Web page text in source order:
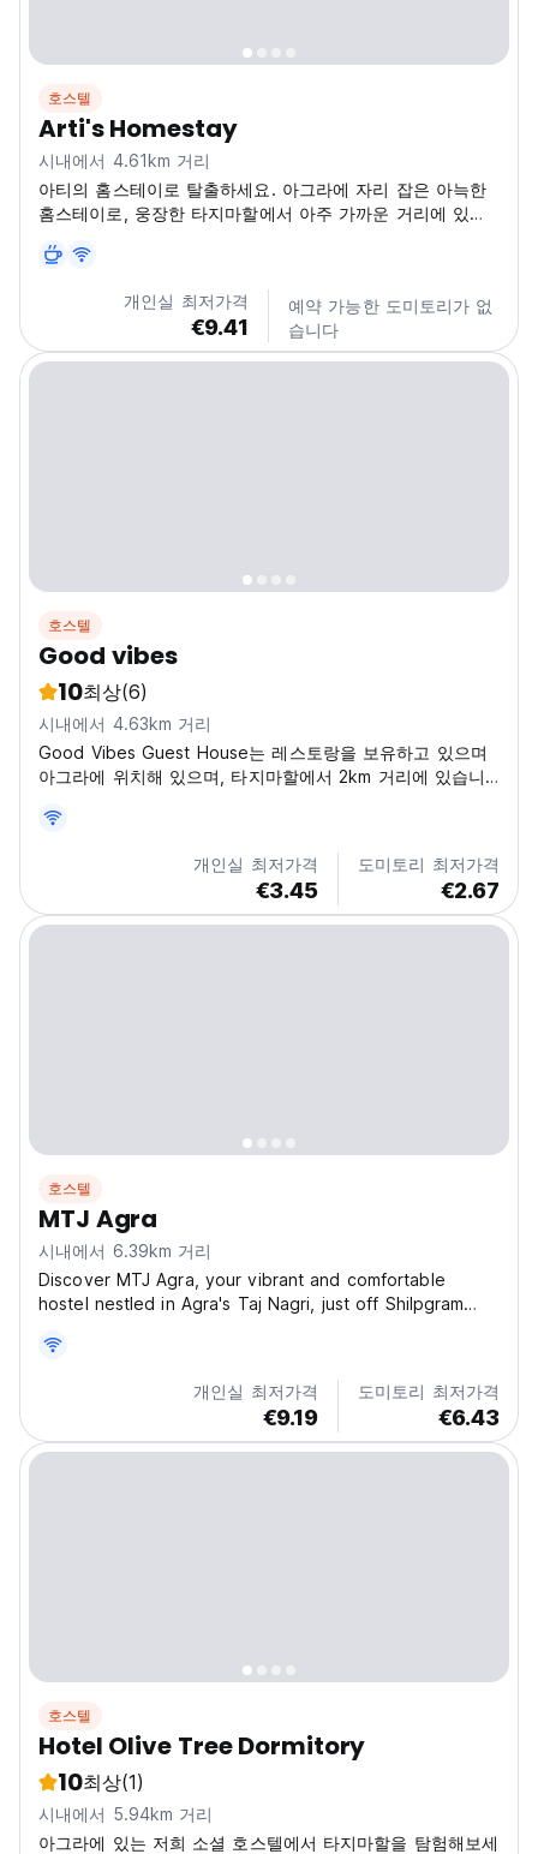
호스텔
Arti's Homestay
시내에서 4.61km 거리
아티의 홈스테이로 탈출하세요. 아그라에 자리 잡은 아늑한
홈스테이로, 웅장한 타지마할에서 아주 가까운 거리에 있습
를 경험해 보세요. 타지 이스트 게이트 로드에 위치하여 상징
적인 기념물과 다른 지역 명소로 쉽게 이동할 수 있습니다.
차 한 잔으로 하루를 시작하고 아그라의 경이로움을 탐험할
준비가 되었다고 상상해 보세요. 관광 후에는 편안함과 편리
함을 위해 설계된 저희의 아늑한 분위기 속에서 휴식을...
개인실 최저가격
€9.41
예약 가능한 도미토리가 없
습니다
호스텔
Good vibes
10최상(6)
시내에서 4.63km 거리
Good Vibes Guest House는 레스토랑을 보유하고 있으며
아그라에 위치해 있으며, 타지마할에서 2km 거리에 있습니
개인실 최저가격
€3.45
도미토리 최저가격
€2.67
호스텔
MTJ Agra
시내에서 6.39km 거리
Discover MTJ Agra, your vibrant and comfortable
hostel nestled in Agra's Taj Nagri, just off Shilpgram
and affordability, making it an ideal base to explore the
majestic Taj Mahal and other iconic landmarks....
개인실 최저가격
€9.19
도미토리 최저가격
€6.43
호스텔
Hotel Olive Tree Dormitory
10최상(1)
시내에서 5.94km 거리
아그라에 있는 저희 소셜 호스텔에서 타지마할을 탐험해보세